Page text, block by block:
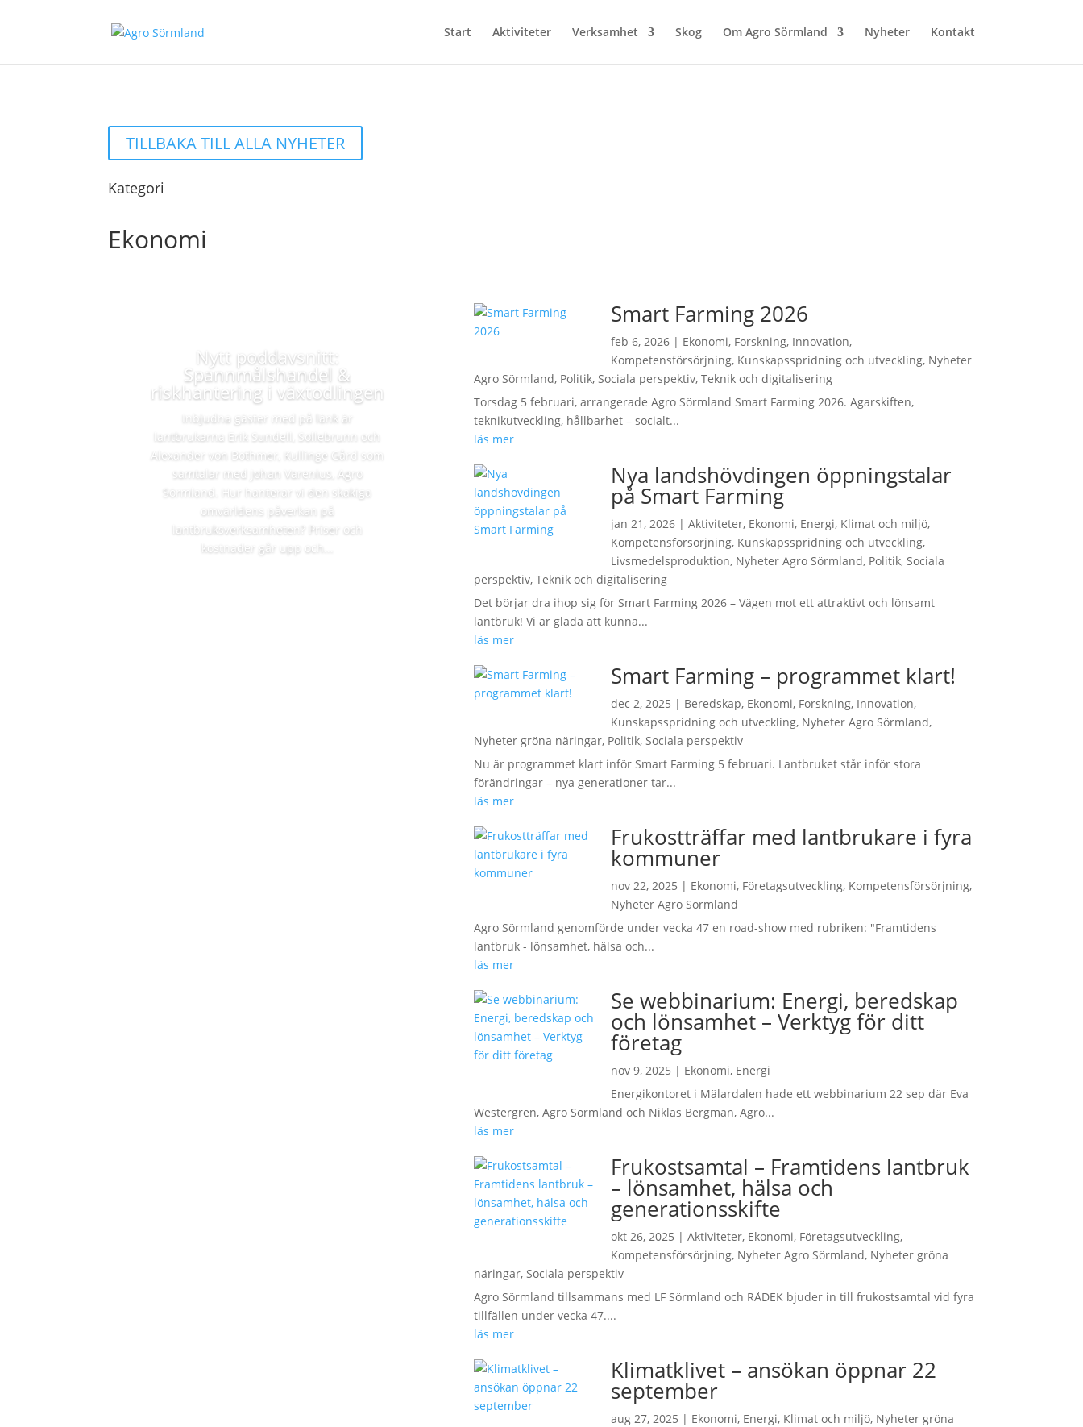
Start Aktiviteter Verksamhet Skog Om Agro Sörmland Nyheter Kontakt
TILLBAKA TILL ALLA NYHETER
Kategori
Ekonomi
Nytt poddavsnitt:
Spannmålshandel &
riskhantering i växtodlingen
Inbjudna gäster med på länk är
lantbrukarna Erik Sundell, Sollebrunn och
Alexander von Bothmer, Kullinge Gård som
samtalar med Johan Varenius, Agro
Sörmland. Hur hanterar vi den skakiga
omvärldens påverkan på
lantbruksverksamheten? Priser och
kostnader går upp och...
Smart Farming 2026
feb 6, 2026 | Ekonomi, Forskning, Innovation,
Kompetensförsörjning, Kunskapsspridning och utveckling, Nyheter
Agro Sörmland, Politik, Sociala perspektiv,Teknik och digitalisering
Torsdag 5 februari, arrangerade Agro Sörmland Smart Farming 2026. Ägarskiften,
teknikutveckling, hållbarhet – socialt...
läs mer
Nya landshövdingen öppningstalar
på Smart Farming
jan 21, 2026 |Aktiviteter, Ekonomi, Energi, Klimat och miljö,
Kompetensförsörjning, Kunskapsspridning och utveckling,
Livsmedelsproduktion, Nyheter Agro Sörmland, Politik, Sociala
perspektiv,Teknik och digitalisering
Det börjar dra ihop sig för Smart Farming 2026 – Vägen mot ett attraktivt och lönsamt
lantbruk! Vi är glada att kunna...
läs mer
Smart Farming – programmet klart!
dec 2, 2025 | Beredskap, Ekonomi, Forskning, Innovation,
Kunskapsspridning och utveckling, Nyheter Agro Sörmland,
Nyheter gröna näringar, Politik, Sociala perspektiv
Nu är programmet klart inför Smart Farming 5 februari. Lantbruket står inför stora
förändringar – nya generationer tar...
läs mer
Frukostträffar med lantbrukare i fyra
kommuner
nov 22, 2025 | Ekonomi, Företagsutveckling, Kompetensförsörjning,
Nyheter Agro Sörmland
Agro Sörmland genomförde under vecka 47 en road-show med rubriken: "Framtidens
lantbruk - lönsamhet, hälsa och...
läs mer
Se webbinarium: Energi, beredskap
och lönsamhet – Verktyg för ditt
företag
nov 9, 2025 | Ekonomi, Energi
Energikontoret i Mälardalen hade ett webbinarium 22 sep där Eva
Westergren, Agro Sörmland och Niklas Bergman, Agro...
läs mer
Frukostsamtal – Framtidens lantbruk
– lönsamhet, hälsa och
generationsskifte
okt 26, 2025 |Aktiviteter, Ekonomi, Företagsutveckling,
Kompetensförsörjning, Nyheter Agro Sörmland, Nyheter gröna
näringar, Sociala perspektiv
Agro Sörmland tillsammans med LF Sörmland och RÅDEK bjuder in till frukostsamtal vid fyra
tillfällen under vecka 47....
läs mer
Klimatklivet – ansökan öppnar 22
september
aug 27, 2025 | Ekonomi, Energi, Klimat och miljö, Nyheter gröna